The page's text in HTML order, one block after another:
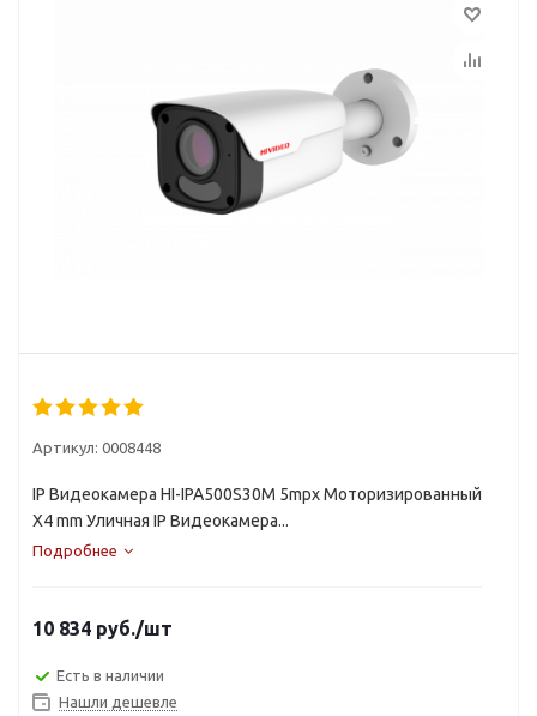
Артикул: 0008448
IP Видеокамера HI-IPA500S30M 5mpx Mоторизированный
X4 mm Уличная IP Видеокамера...
Подробнее
10 834 руб./шт
Есть в наличии
Нашли дешевле